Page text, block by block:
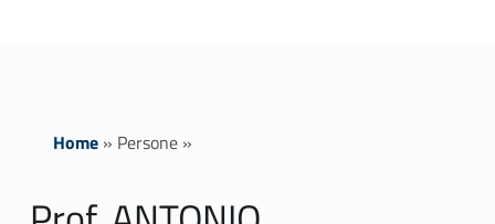
Home» Persone»